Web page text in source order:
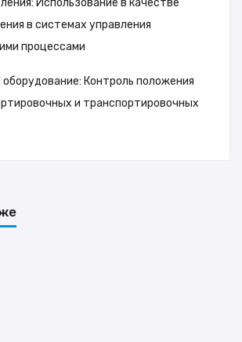
в системах управления
процессами
Контроль положения
и транспортировочных